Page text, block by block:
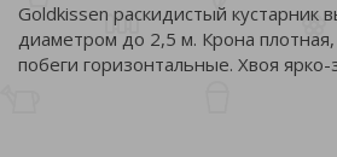
Goldkissen раскидистый кустарник
диаметром до 2,5 м. Крона
побеги горизонтальные. Хвоя